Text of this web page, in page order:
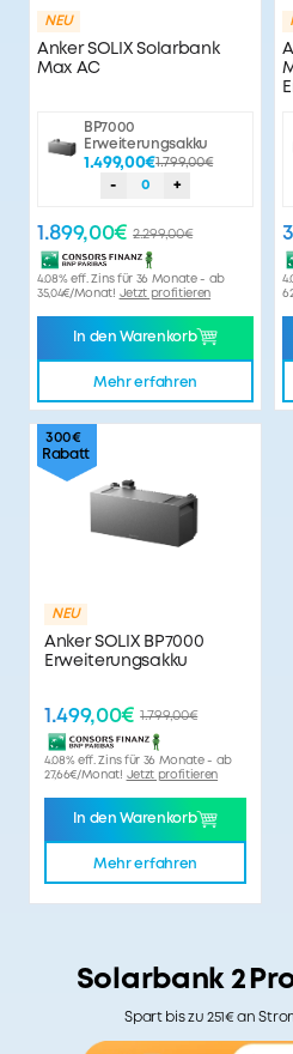
NEU
Anker SOLIX Solarbank
Max AC
BP7000
Erweiterungsakku
1.499,00€1.799,00€
-
0 +
1.899,00€ 2.299,00€
4.08% eff. Zins für 36 Monate - ab
35,04€/Monat! Jetzt profitieren
In den Warenkorb
Mehr erfahren
300€
Rabatt
NEU
Anker SOLIX BP7000
Erweiterungsakku
1.499,00€ 1.799,00€
4.08% eff. Zins für 36 Monate - ab
27,66€/Monat! Jetzt profitieren
In den Warenkorb
Mehr erfahren
Solarbank 2
Spart bis zu 251€ an